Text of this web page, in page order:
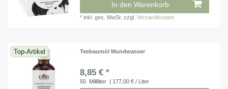
In den Warenkorb
*inkl. ges. MwSt. zzgl.Versandkosten
Top-Artikel Teebaumöl Mundwasser
8,85 € *
50 Milliliter | 177,00 € / Liter